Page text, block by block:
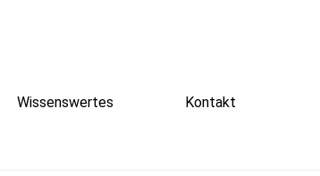
Wissenswertes Kontakt